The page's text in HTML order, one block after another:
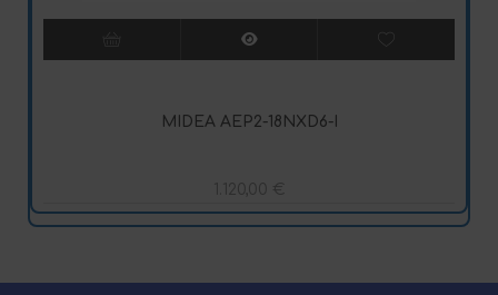
MIDEA AEP2-18NXD6-I
1.120,00 €